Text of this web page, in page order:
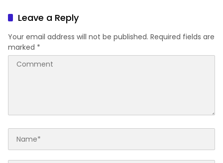
Leave a Reply
Your email address will not be published. Required fields are
marked *